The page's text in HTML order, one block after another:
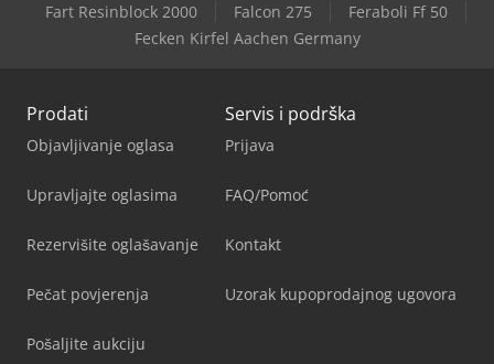
Fart Resinblock 2000
Falcon 275
Feraboli Ff 50
Fecken Kirfel Aachen Germany
Prodati
Objavljivanje oglasa
Upravljajte oglasima
Rezervišite oglašavanje
Pečat povjerenja
Pošaljite aukciju
Servis i podrška
Prijava
FAQ/Pomoć
Kontakt
Uzorak kupoprodajnog ugovora